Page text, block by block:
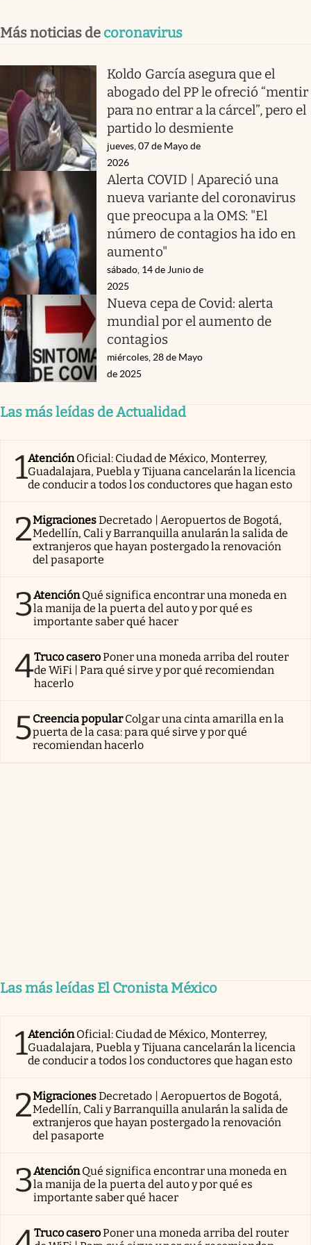
Más noticias de coronavirus
Koldo García asegura que el
abogado del PP le ofreció “mentir
para no entrar a la cárcel”, pero el
partido lo desmiente
jueves, 07 de Mayo de
2026
Alerta COVID | Apareció una
nueva variante del coronavirus
que preocupa a la OMS: "El
número de contagios ha ido en
aumento"
sábado, 14 de Junio de
2025
Nueva cepa de Covid: alerta
mundial por el aumento de
contagios
miércoles, 28 de Mayo
de 2025
Las más leídas de Actualidad
1AtenciónOficial: Ciudad de México, Monterrey,
Guadalajara, Puebla y Tijuana cancelarán la licencia
de conducir a todos los conductores que hagan esto
2MigracionesDecretado | Aeropuertos de Bogotá,
Medellín, Cali y Barranquilla anularán la salida de
extranjeros que hayan postergado la renovación
del pasaporte
3AtenciónQué significa encontrar una moneda en
la manija de la puerta del auto y por qué es
importante saber qué hacer
4Truco caseroPoner una moneda arriba del router
de WiFi | Para qué sirve y por qué recomiendan
hacerlo
5Creencia popularColgar una cinta amarilla en la
puerta de la casa: para qué sirve y por qué
recomiendan hacerlo
Las más leídas El Cronista México
1AtenciónOficial: Ciudad de México, Monterrey,
Guadalajara, Puebla y Tijuana cancelarán la licencia
de conducir a todos los conductores que hagan esto
2MigracionesDecretado | Aeropuertos de Bogotá,
Medellín, Cali y Barranquilla anularán la salida de
extranjeros que hayan postergado la renovación
del pasaporte
3AtenciónQué significa encontrar una moneda en
la manija de la puerta del auto y por qué es
importante saber qué hacer
Truco caseroPoner una moneda arriba del router